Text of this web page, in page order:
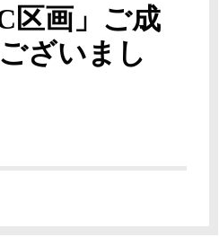
区画」ご成
ざいまし